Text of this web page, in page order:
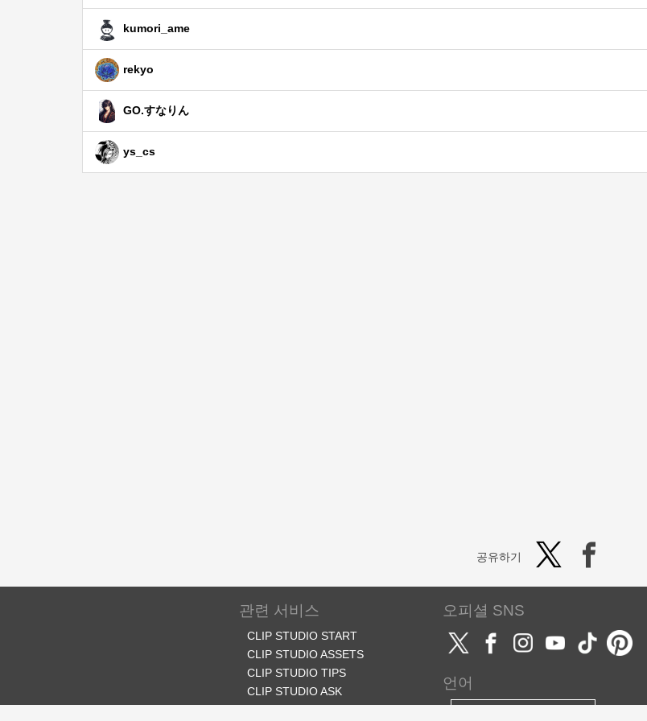
kumori_ame
rekyo
GO.すなりん
ys_cs
공유하기
관련 서비스
CLIP STUDIO START
CLIP STUDIO ASSETS
CLIP STUDIO TIPS
CLIP STUDIO ASK
오피셜 SNS
언어